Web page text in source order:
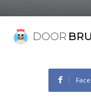
DOOR BRU